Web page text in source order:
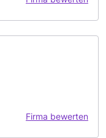
Firma bewerten